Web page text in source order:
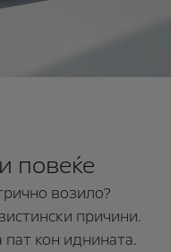
повеќе
возило?
причини.
кон иднината.